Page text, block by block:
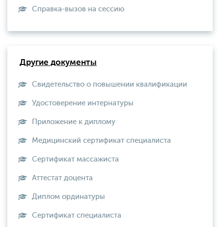
Справка-вызов на сессию
Другие документы
Свидетельство о повышении квалификации
Удостоверение интернатуры
Приложение к диплому
Медицинский сертификат специалиста
Сертификат массажиста
Аттестат доцента
Диплом ординатуры
Сертификат специалиста